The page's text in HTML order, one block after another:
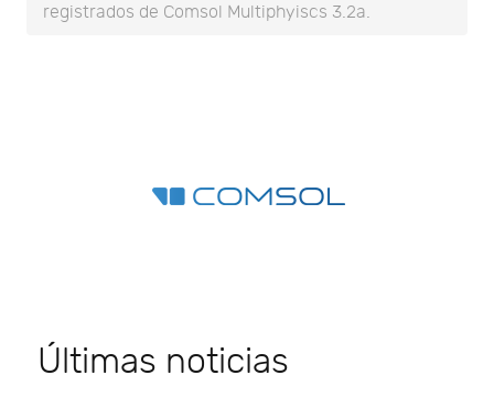
registrados de Comsol Multiphyiscs 3.2a.
Últimas noticias